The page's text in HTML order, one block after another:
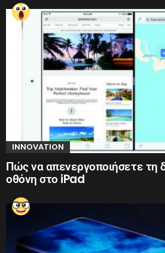
INNOVATION
Πώς να απενεργοποιήσετε τη
οθόνη στο iPad